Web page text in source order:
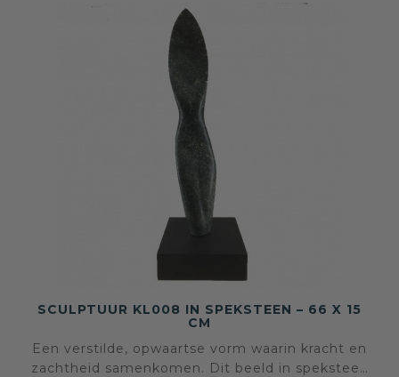
SCULPTUUR KL008 IN SPEKSTEEN – 66 X 15
CM
Een verstilde, opwaartse vorm waarin kracht en
zachtheid samenkomen. Dit beeld in speksteen